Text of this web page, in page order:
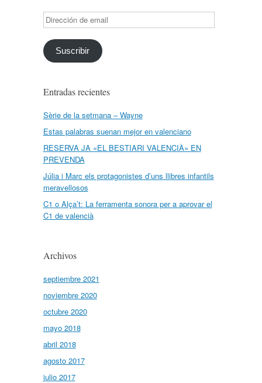
Dirección
de
email
Suscribir
Entradas recientes
Sèrie de la setmana – Wayne
Estas palabras suenan mejor en valenciano
RESERVA JA «EL BESTIARI VALENCIÀ» EN
PREVENDA
Júlia i Marc els protagonistes d’uns llibres infantils
meravellosos
C1 o Alça’t: La ferramenta sonora per a aprovar el
C1 de valencià
Archivos
septiembre 2021
noviembre 2020
octubre 2020
mayo 2018
abril 2018
agosto 2017
julio 2017